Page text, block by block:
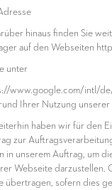
hinaus finden Sie
auf den Webseiten
unter
www.google.com/intl/
Ihrer Nutzung unserer
haben wir für den
zur
in unserem Auftrag, um
Webseite darzustellen.
übertragen, sofern dies